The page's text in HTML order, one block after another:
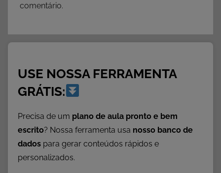
comentário.
USE NOSSA FERRAMENTA
GRÁTIS:
Precisa de um plano de aula pronto e bem
escrito? Nossa ferramenta usa nosso banco de
dados para gerar conteúdos rápidos e
personalizados.